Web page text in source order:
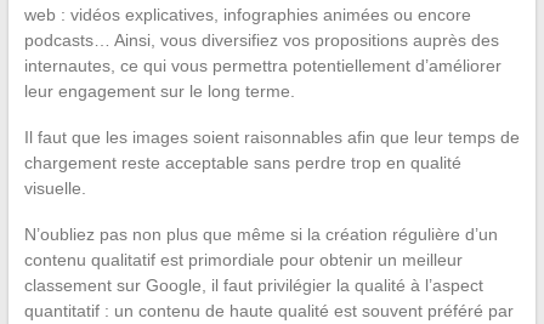
web : vidéos explicatives, infographies animées ou encore
podcasts… Ainsi, vous diversifiez vos propositions auprès des
internautes, ce qui vous permettra potentiellement d’améliorer
leur engagement sur le long terme.
Il faut que les images soient raisonnables afin que leur temps de
chargement reste acceptable sans perdre trop en qualité
visuelle.
N’oubliez pas non plus que même si la création régulière d’un
contenu qualitatif est primordiale pour obtenir un meilleur
classement sur Google, il faut privilégier la qualité à l’aspect
quantitatif : un contenu de haute qualité est souvent préféré par